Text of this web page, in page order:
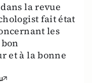
la revue
fait état
les
et à la bonne